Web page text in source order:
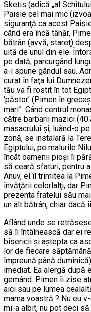
Sketis (adică „al
Paisie cel mai mic
siguranţă ca acest
când era încă tânăr,
bătrân (avvă, stareţ)
uită de unul din ele.
pe dată, parcurgând
a-i spune gândul sau.
curat în faţa lui
tău va fi rostit în tot
‘păstor’ (Pimen în
mari”. Când centrul
către barbarii mazici
masacrului şi, luând-o
zonă, se instalară la
Egiptului, pe malurile
încât oamenii pioşi îi
să ceară sfaturi, pentru
Anuv, el îl trimitea la
învăţării celorlalţi, dar
prezenta fratelui său
un alt bătrân, chiar dacă
Aflând unde se
să îi întâlnească dar ei
bisericii şi aştepta ca
lor de fiecare
împreună până
imediat. Ea alergă după
gemând. Pimen îi zise
aici sau pe lumea
mama voastră ? Nu eu
mi-a albit, nu pot deci să